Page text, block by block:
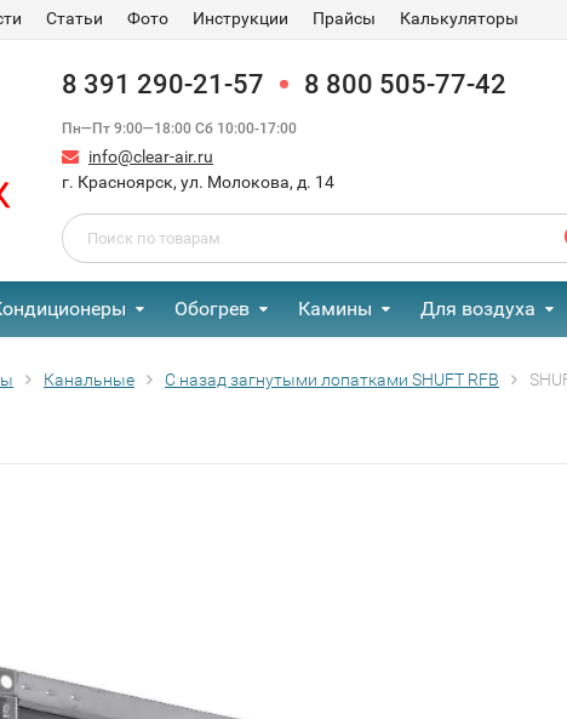
Статьи Фото Инструкции Прайсы Калькуляторы
8 391 290-21-57 8 800 505-77-42
Пн—Пт 9:00—18:00 Сб 10:00-17:00
info@clear-air.ru
г. Красноярск, ул. Молокова, д. 14
Обогрев Камины Для воздуха
Канальные С назад загнутыми лопатками SHUFT RFB